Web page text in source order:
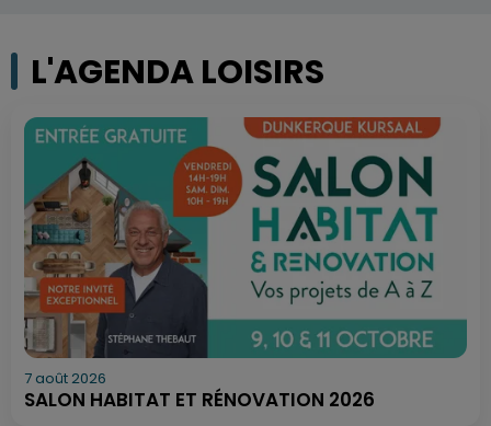
L'AGENDA LOISIRS
7 août 2026
SALON HABITAT ET RÉNOVATION 2026